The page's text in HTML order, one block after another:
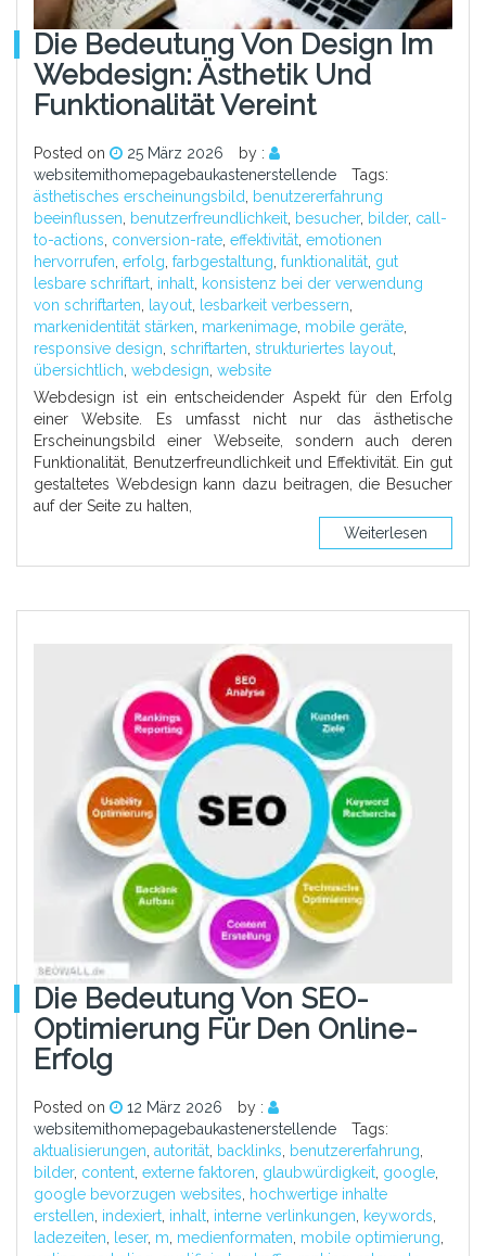
Die Bedeutung Von Design Im
Webdesign: Ästhetik Und
Funktionalität Vereint
Posted on 25 März 2026
by :
websitemithomepagebaukastenerstellende
Tags:
ästhetisches erscheinungsbild
benutzererfahrung
beeinflussen
benutzerfreundlichkeit besucher, bilder, call-
to-actions conversion-rate effektivität emotionen
hervorrufen erfolg farbgestaltung funktionalität gut
lesbare schriftart inhalt konsistenz bei der verwendung
von schriftarten
layout lesbarkeit verbessern
markenidentität stärken markenimage mobile geräte
responsive design schriftarten strukturiertes layout
übersichtlich webdesign website
Webdesign ist ein entscheidender Aspekt für den Erfolg
einer Website. Es umfasst nicht nur das ästhetische
Erscheinungsbild einer Webseite, sondern auch deren
Funktionalität, Benutzerfreundlichkeit und Effektivität. Ein gut
gestaltetes Webdesign kann dazu beitragen, die Besucher
auf der Seite zu halten,
Weiterlesen
Die Bedeutung Von SEO-
Optimierung Für Den Online-
Erfolg
Posted on 12 März 2026
by :
websitemithomepagebaukastenerstellende
Tags:
aktualisierungen autorität backlinks benutzererfahrung
bilder, content externe faktoren glaubwürdigkeit google
google bevorzugen websites
hochwertige inhalte
erstellen indexiert inhalt interne verlinkungen keywords
ladezeiten
leser, m medienformaten mobile optimierung